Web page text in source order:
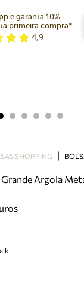
pedidos,
e garanta 10%
primeira compra*
4,9
SHOPPING
Argola